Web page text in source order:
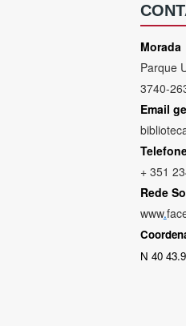
Morada
Parque
3740-
Email
+ 351
Rede
www.
N 40